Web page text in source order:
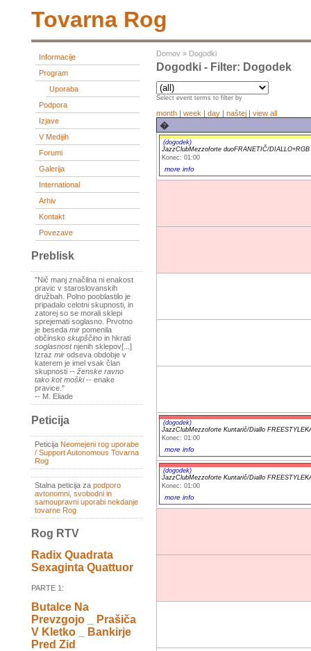
Tovarna Rog
Informacije
Program
Uporaba
Podpora
Izjave
V Medijih
Forumi
Galerija
International
Arhiv
Kontakt
Povezave
Preblisk
"Nič manj značilna ni enakost
pravic v staroslovanskih
družbah. Polno pooblastilo je
pripadalo celotni skupnosti, in
zatorej so se morali sklepi
sprejemati soglasno. Prvotno
je beseda mir pomenila
občinsko skupščino in hkrati
soglasnostnjenih sklepov[...]
Izraz mir odseva obdobje v
katerem je imel vsak član
skupnosti -- ženske ravno
tako kot moški-- enake
pravice."
-- M. Eliade
Peticija
Peticija Neomejeni rog uporabe
/ Support Autonomous Tovarna
Rog
Stalna peticija za podporo
avtonomni, svobodni in
samoupravni uporabi nekdanje
tovarne Rog
Rog RTV
Radix Quadrata
Sexaginta Quattuor
PARTE 1:
Butalce Na
Prevzgojo _ Prašiča
V Kletko _ Bankirje
Pred Zid
Domov » Dogodki
Dogodki - Filter: Dogodek
Select event terms to filter by
month | week | day | naštej | view all
�
(dogodek)
JazzClubMezzoforte duoFRANETIČ/
Konec: 01:00
more info
(dogodek)
JazzClubMezzoforte Kuntarič/Diallo
Konec: 01:00
more info
(dogodek)
JazzClubMezzoforte Kuntarič/Diallo
Konec: 01:00
more info